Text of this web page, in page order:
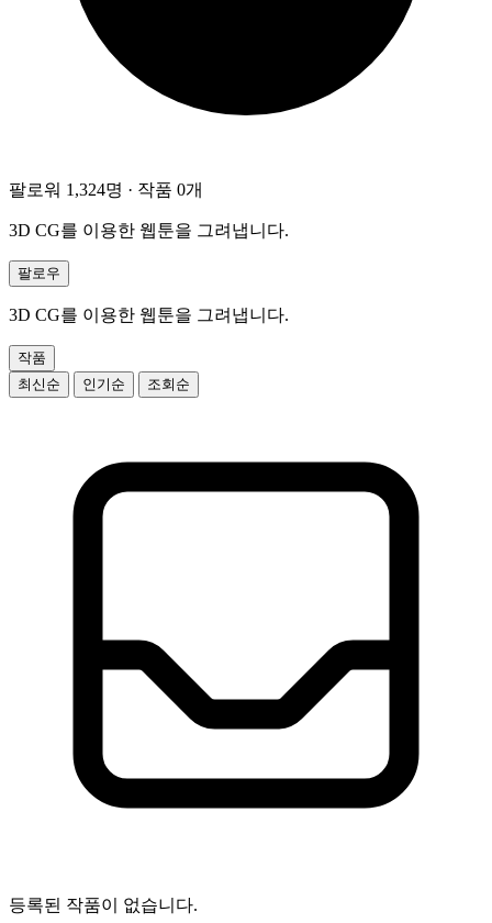
팔로워 1,324명 · 작품 0개
3D CG를 이용한 웹툰을 그려냅니다.
팔로우
3D CG를 이용한 웹툰을 그려냅니다.
작품
최신순
인기순 조회순
등록된 작품이 없습니다.